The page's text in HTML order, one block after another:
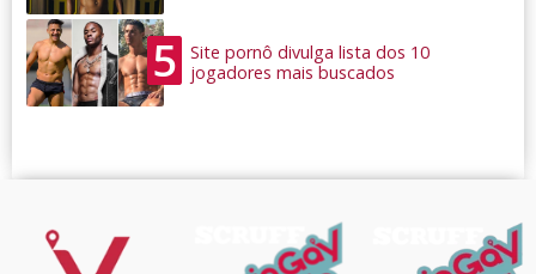
5
Site pornô divulga lista dos 10
jogadores mais buscados